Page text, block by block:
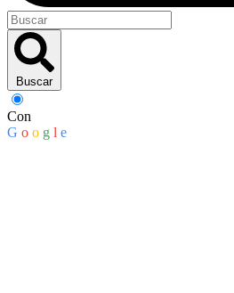
Buscar
Con
G o o g l e